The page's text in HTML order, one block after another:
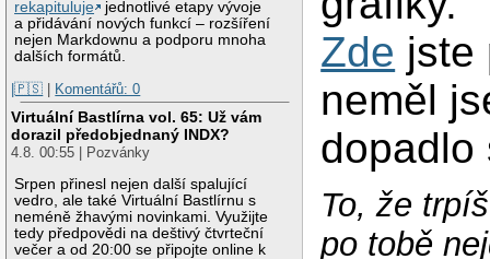
rekapituluje
jednotlivé etapy vývoje
a přidávání nových funkcí – rozšíření
nejen Markdownu a podporu mnoha
dalších formátů.
|🇵🇸 | Komentářů: 0
Virtuální Bastlírna vol. 65: Už vám
dorazil předobjednaný INDX?
4.8. 00:55 | Pozvánky
Srpen přinesl nejen další spalující
vedro, ale také Virtuální Bastlírnu s
neméně žhavými novinkami. Využijte
tedy předpovědi na deštivý čtvrteční
večer a od 20:00 se připojte online k
Zde jste
neměl
dopadlo
To, že
po tobě